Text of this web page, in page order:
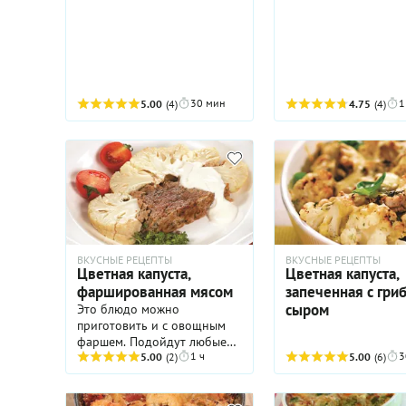
5.00 (4) 30 мин 4.75 (4)
ВКУСНЫЕ РЕЦЕПТЫ
Цветная капуста,
фаршированная мясом
Это блюдо можно
приготовить и с овощным
фаршем. Подойдут любые
свежие или замороженные
овощи, кроме картофеля.
5.00 (2) 1 ч
ВКУСНЫЕ РЕЦЕПТЫ
Цветная капуста,
запеченная с
сыром
5.00 (6)